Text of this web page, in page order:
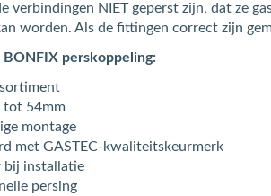
verbindingen NIET geperst zijn, dat ze
worden. Als de fittingen correct zijn
BONFIX perskoppeling:
tot 54mm
montage
met GASTEC-kwaliteitskeurmerk
bij installatie
persing